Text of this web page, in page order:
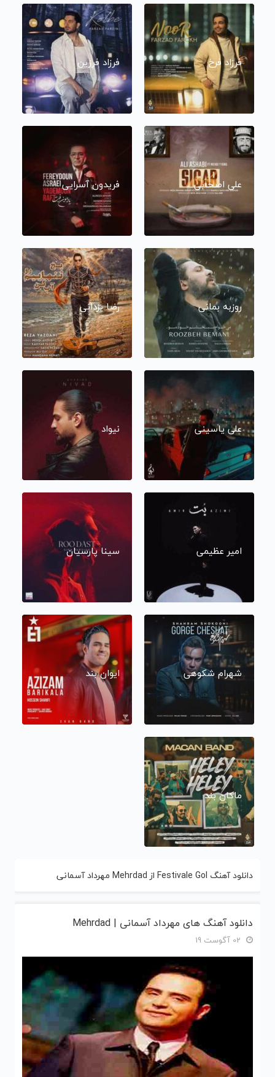
فرزاد فرخ فرزاد فرزین
علی اصحابی فریدون آسرایی
روزبه بمانی رضا یزدانی
علی یاسینی نیواد
امیر عظیمی سینا پارسیان
شهرام شکوهی ایوان بند
ماکان بند
دانلود آهنگ Festivale Gol از Mehrdad مهرداد آسمانی
دانلود آهنگ های مهرداد آسمانی | Mehrdad